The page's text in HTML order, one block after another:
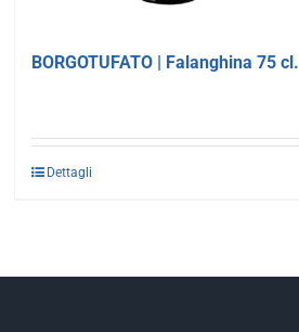
BORGOTUFATO | Falanghina 75 cl.
Dettagli